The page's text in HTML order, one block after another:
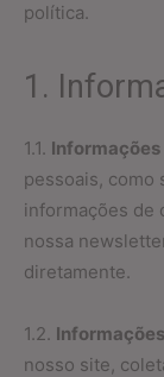
política.
1.
1.1. Informações
pessoais, como
informações de
nossa
diretamente.
1.2.
nosso site,